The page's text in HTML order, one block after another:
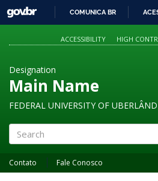
PARA
O
GOVBR
COMUNICA BR
ACCESSIBILITY HIGH
Designation
Main Name
FEDERAL UNIVERSITY OF
Contato Fale Conosco